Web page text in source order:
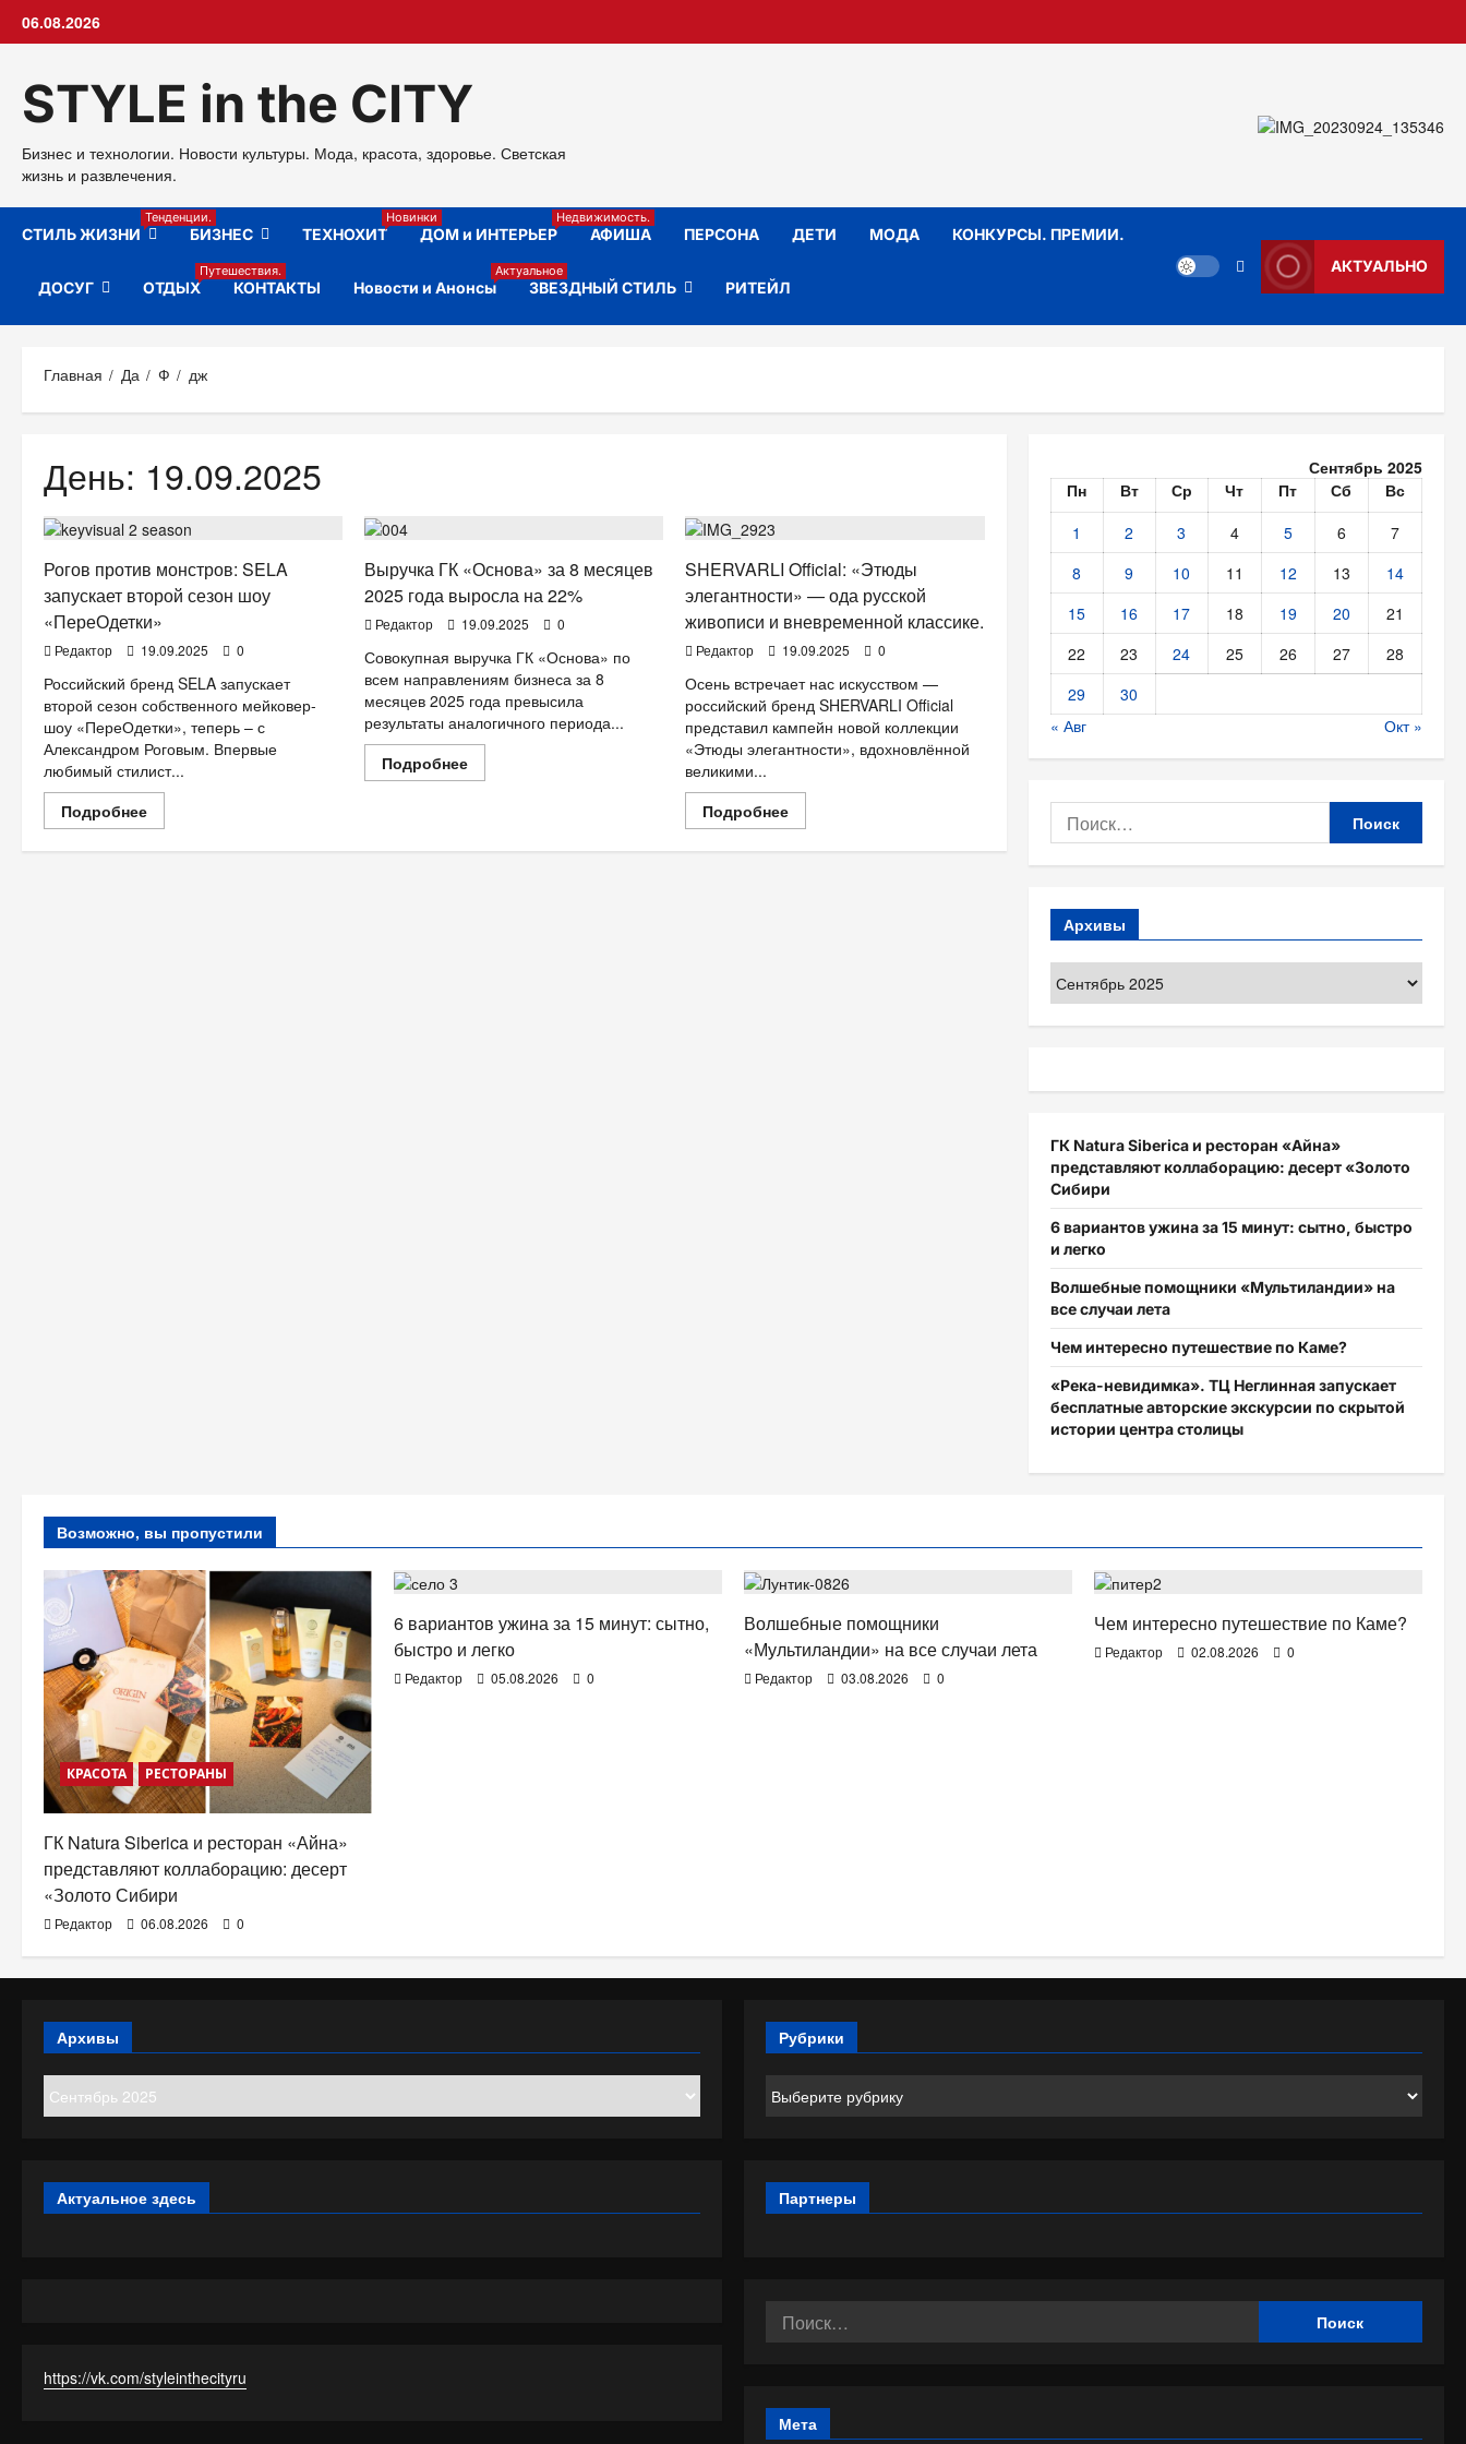
06.08.2026
STYLE in the CITY
Бизнес и технологии. Новости культуры. Мода, красота, здоровье. Светская
жизнь и развлечения.
СТИЛЬ ЖИЗНИ
Тенденции.
БИЗНЕС ТЕХНОХИТ
Новинки
ДОМ и ИНТЕРЬЕР
Недвижимость.
АФИША ПЕРСОНА ДЕТИ МОДА КОНКУРСЫ. ПРЕМИИ.
ДОСУГ ОТДЫХ
Путешествия.
КОНТАКТЫ Новости и Анонсы
Актуальное
ЗВЕЗДНЫЙ СТИЛЬ РИТЕЙЛ
АКТУАЛЬНО
Главная Да Ф дж
День: 19.09.2025
Рогов против монстров: SELA
запускает второй сезон шоу
«ПереОдетки»
Редактор 19.09.2025 0
Российский бренд SELA запускает
второй сезон собственного мейковер-
шоу «ПереОдетки», теперь – с
Александром Роговым. Впервые
любимый стилист...
ПодробнееПрочитать
больше
Рогов
Выручка ГК «Основа» за 8 месяцев
2025 года выросла на 22%
Редактор 19.09.2025 0
Совокупная выручка ГК «Основа» по
всем направлениям бизнеса за 8
месяцев 2025 года превысила
результаты аналогичного периода...
ПодробнееПрочитать
больше
за
SHERVARLI Official: «Этюды
элегантности» — ода русской
живописи и вневременной классике.
Редактор 19.09.2025 0
Осень встречает нас искусством —
российский бренд SHERVARLI Official
представил кампейн новой коллекции
«Этюды элегантности», вдохновлённой
великими...
ПодробнееПрочитать
больше
SHERVARLI
Сентябрь 2025
Пн
Вт Ср Чт Пт Сб
Вс
1
2 3 4 5 6
7
8
9 10 11 12 13
14
15
16 17 18 19 20
21
22
23 24 25 26 27
28
29
30
« Авг
Окт »
Найти:
Архивы
ГК Natura Siberica и ресторан «Айна»
представляют коллаборацию: десерт «Золото
Сибири
6 вариантов ужина за 15 минут: сытно, быстро
и легко
Волшебные помощники «Мультиландии» на
все случаи лета
Чем интересно путешествие по Каме?
«Река-невидимка». ТЦ Неглинная запускает
бесплатные авторские экскурсии по скрытой
истории центра столицы
Возможно, вы пропустили
КРАСОТА РЕСТОРАНЫ
ГК Natura Siberica и ресторан «Айна»
представляют коллаборацию: десерт
«Золото Сибири
Редактор 06.08.2026 0
ЗДОРОВЬЕ
6 вариантов ужина за 15 минут: сытно,
быстро и легко
Редактор 05.08.2026 0
ТВ. РАДИО. КИНО.
Волшебные помощники
«Мультиландии» на все случаи лета
Редактор 03.08.2026 0
ОТДЫХ. ПУТЕШЕСТВИЯ.
Чем интересно путешествие по Каме?
Редактор 02.08.2026 0
Архивы
Актуальное здесь
https://vk.com/styleinthecityru
Рубрики
Партнеры
Найти:
Мета